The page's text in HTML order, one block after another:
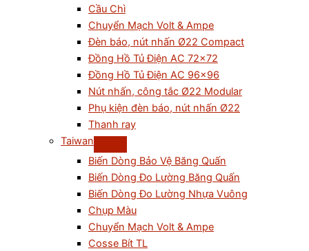
Cầu Chì
Chuyển Mạch Volt & Ampe
Đèn báo, nút nhấn Ø22 Compact
Đồng Hồ Tủ Điện AC 72×72
Đồng Hồ Tủ Điện AC 96×96
Nút nhấn, công tắc Ø22 Modular
Phụ kiện đèn báo, nút nhấn Ø22
Thanh ray
Taiwan
Biến Dòng Bảo Vệ Băng Quấn
Biến Dòng Đo Lường Băng Quấn
Biến Dòng Đo Lường Nhựa Vuông
Chụp Màu
Chuyển Mạch Volt & Ampe
Cosse Bít TL